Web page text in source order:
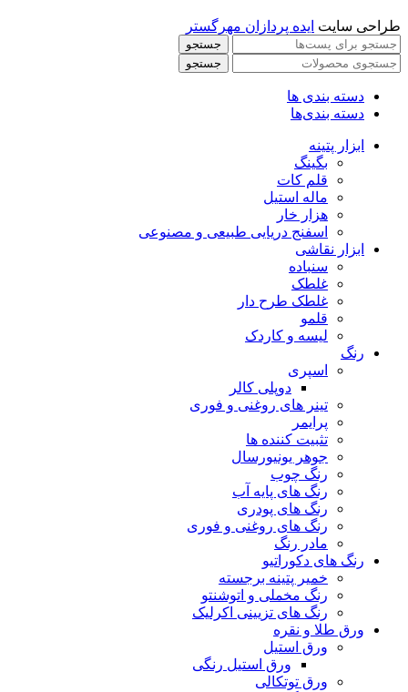
طراحی سایت ایده پردازان مهرگستر
جستجو
جستجو
دسته بندی ها
دسته بندی‌ها
ابزار پتینه
بگینگ
قلم کات
ماله استیل
هزار خار
اسفنج دریایی طبیعی و مصنوعی
ابزار نقاشی
سنباده
غلطک
غلطک طرح دار
قلمو
لیسه و کاردک
رنگ
اسپری
دوپلی کالر
تینر های روغنی و فوری
پرایمر
تثبیت کننده ها
جوهر یونیورسال
رنگ چوب
رنگ‌ های پایه آب
رنگ های پودری
رنگ‌ های روغنی و فوری
مادر رنگ
رنگ های دکوراتیو
خمیر پتینه برجسته
رنگ مخملی و اتوشنتو
رنگ های تزیینی اکرلیک
ورق طلا و نقره
ورق استیل
ورق استیل رنگی
ورق توتکالی